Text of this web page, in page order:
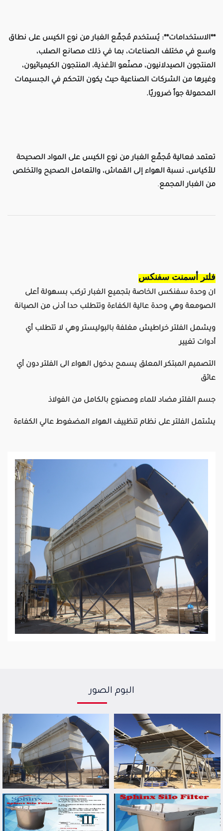
**الاستخدامات**: يُستخدم مُجمِّع الغبار من نوع الكيس على نطاق
واسع في مختلف الصناعات، بما في ذلك مصانع الصلب،
المنتجون الصيدلانيون، مصنّعو الأغذية، المنتجون الكيميائيون،
وغيرها من الشركات الصناعية حيث يكون التحكم في الجسيمات
المحمولة جواً ضروريًا.
تعتمد فعالية مُجمِّع الغبار من نوع الكيس على المواد الصحيحة
للأكياس، نسبة الهواء إلى القماش، والتعامل الصحيح والتخلص
من الغبار المجمع.
فلتر أسمنت سفنكس
ان وحدة سفنكس الخاصة بتجميع الغبار تركب بسهولة أعلى
الصومعة وهي وحدة عالية الكفاءة وتتطلب حدا أدنى من الصيانة
ويشمل الفلتر خراطيش مغلفة بالبوليستر وهي لا تتطلب أي
أدوات تغيير
التصميم المبتكر المعلق يسمح بدخول الهواء الى الفلتر دون أي
عائق
جسم الفلتر مضاد للماء ومصنوع بالكامل من الفولاذ
يشتمل الفلتر على نظام تنظييف الهواء المضغوط عالي الكفاءة
البوم الصور